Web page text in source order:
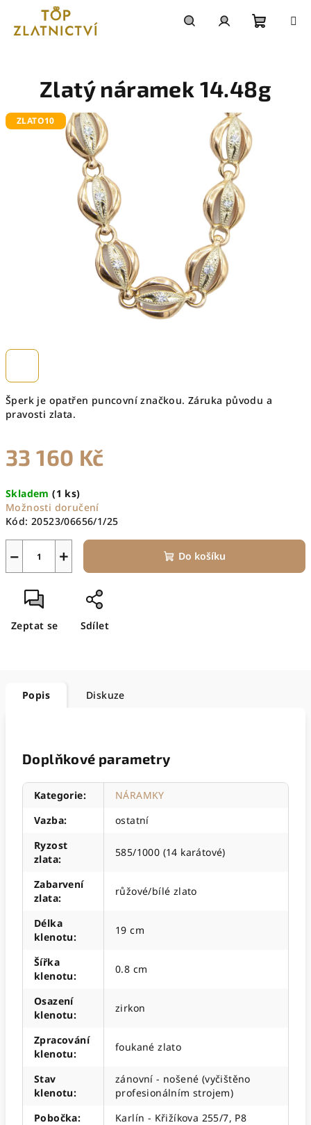
obsah
košík
Šperk je opatřen puncovní značkou. Záruka původu a
pravosti zlata.
33 160 Kč
cena:
Skladem(1 ks)
Možnosti doručení
Kód: 20523/06656/1/25
+
− Do košíku
Zeptat se Sdílet
Zlatý náramek 14.48g
ZLATO10
Popis Diskuze
Doplňkové parametry
Kategorie:
NÁRAMKY
Vazba:
ostatní
Ryzost
zlata:
585/1000 (14 karátové)
Zabarvení
zlata:
růžové/bílé zlato
Délka
klenotu:
19 cm
Šířka
klenotu:
0.8 cm
Osazení
klenotu:
zirkon
Zpracování
klenotu:
foukané zlato
Stav
klenotu:
zánovní - nošené (vyčištěno
profesionálním strojem)
Pobočka: Karlín - Křižíkova 255/7, P8